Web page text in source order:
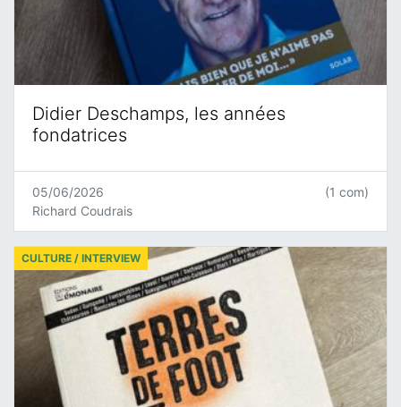
Didier Deschamps, les années
fondatrices
05/06/2026
Richard Coudrais
(1 com)
CULTURE / INTERVIEW